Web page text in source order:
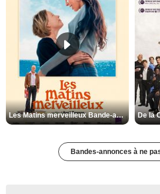
Les Matins merveilleux Bande-annonce VF
Bandes-annonces à ne